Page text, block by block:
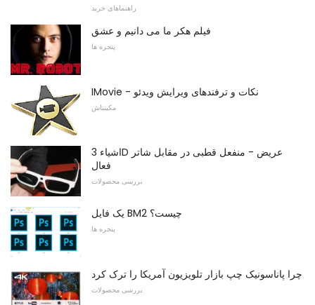
راهنماهای خرید
فیلم هکر ما می دانیم و عشق
پنجره ها
IMovie - نکات و ترفندهای ویرایش ویدئو
مکینتاش
اشیاء 3D عریض - منفعل قطبی در مقابل شاتر
فعال
بررسی محصولات
یک فایل BM2 چیست؟
پنجره ها
چرا پاناسونیک چپ بازار تلویزیون آمریکا را ترک کرد
بررسی محصولات